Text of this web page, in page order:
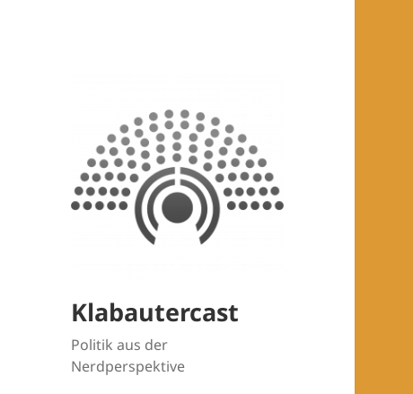
Klabautercast
Politik aus der
Nerdperspektive